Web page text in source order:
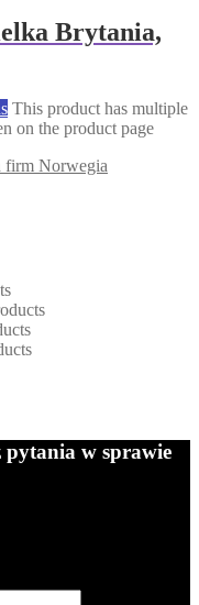
Brytania,
This product has multiple
on the product page
firm Norwegia
pytania w sprawie